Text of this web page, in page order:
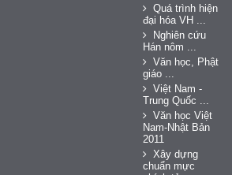
Quá trình hiện
đại hóa VH ...
Nghiên cứu
Hán nôm ...
Văn học, Phật
giáo ...
Việt Nam -
Trung Quốc ...
Văn học Việt
Nam-Nhật Bản
2011
Xây dựng
chuẩn mực